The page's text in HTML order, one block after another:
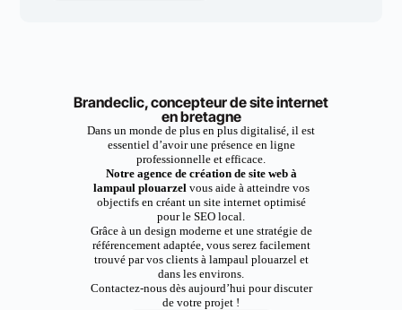
Brandeclic, concepteur de site internet
en bretagne
Dans un monde de plus en plus digitalisé, il est
essentiel d’avoir une présence en ligne
professionnelle et efficace.
Notre agence de création de site web à
lampaul plouarzelvous aide à atteindre vos
objectifs en créant un site internet optimisé
pour le SEO local.
Grâce à un design moderne et une stratégie de
référencement adaptée, vous serez facilement
trouvé par vos clients à lampaul plouarzel et
dans les environs.
Contactez-nous dès aujourd’hui pour discuter
de votre projet !